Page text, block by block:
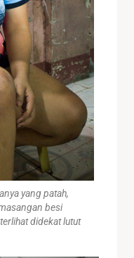
yang patah,
besi
didekat lutut